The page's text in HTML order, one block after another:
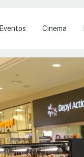
Eventos Cinema